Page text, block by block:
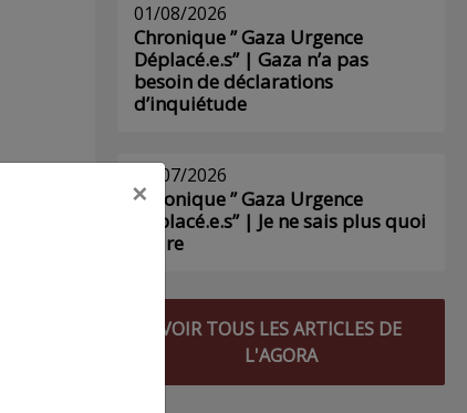
01/08/2026
Chronique ” Gaza Urgence
Déplacé.e.s” | Gaza n’a pas
besoin de déclarations
d’inquiétude
29/07/2026
Chronique ” Gaza Urgence
Déplacé.e.s” | Je ne sais plus quoi
écrire
VOIR TOUS LES ARTICLES DE
L'AGORA
×